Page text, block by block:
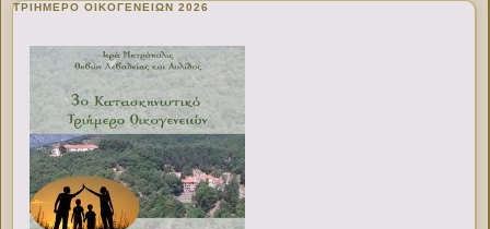
ΤΡΙΗΜΕΡΟ ΟΙΚΟΓΕΝΕΙΩΝ 2026